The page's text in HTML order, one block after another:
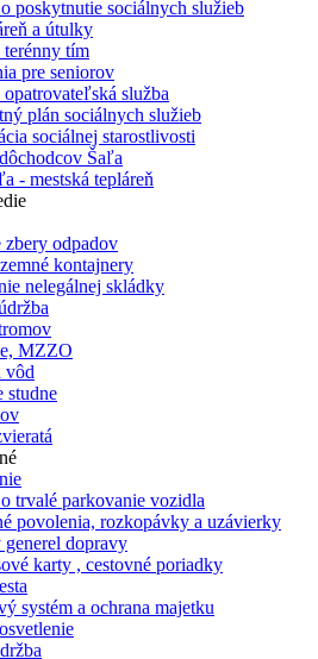
poskytnutie sociálnych služieb
a útulky
tím
pre seniorov
služba
plán sociálnych služieb
sociálnej starostlivosti
Šaľa
- mestská tepláreň
zbery odpadov
kontajnery
nelegálnej skládky
MZZO
vôd
studne
trvalé parkovanie vozidla
povolenia, rozkopávky a uzávierky
dopravy
karty , cestovné poriadky
systém a ochrana majetku